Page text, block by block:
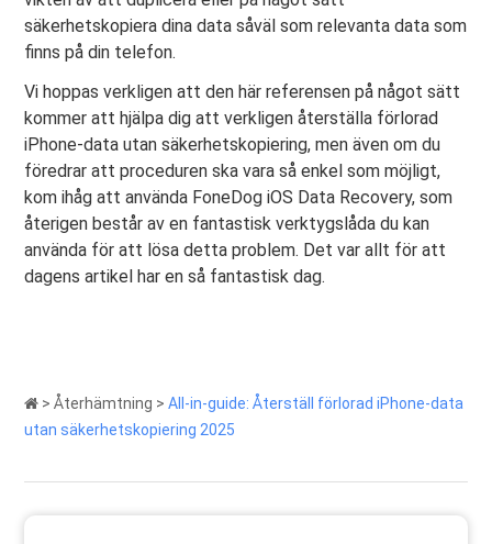
säkerhetskopiera dina data såväl som relevanta data som
finns på din telefon.
Vi hoppas verkligen att den här referensen på något sätt
kommer att hjälpa dig att verkligen återställa förlorad
iPhone-data utan säkerhetskopiering, men även om du
föredrar att proceduren ska vara så enkel som möjligt,
kom ihåg att använda FoneDog iOS Data Recovery, som
återigen består av en fantastisk verktygslåda du kan
använda för att lösa detta problem. Det var allt för att
dagens artikel har en så fantastisk dag.
>Återhämtning >All-in-guide: Återställ förlorad iPhone-data
utan säkerhetskopiering 2025